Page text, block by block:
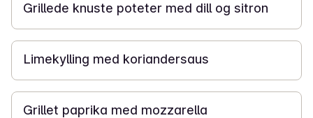
Grillede knuste poteter med dill og sitron
35 min
Limekylling med koriandersaus
25 min
Grillet paprika med mozzarella